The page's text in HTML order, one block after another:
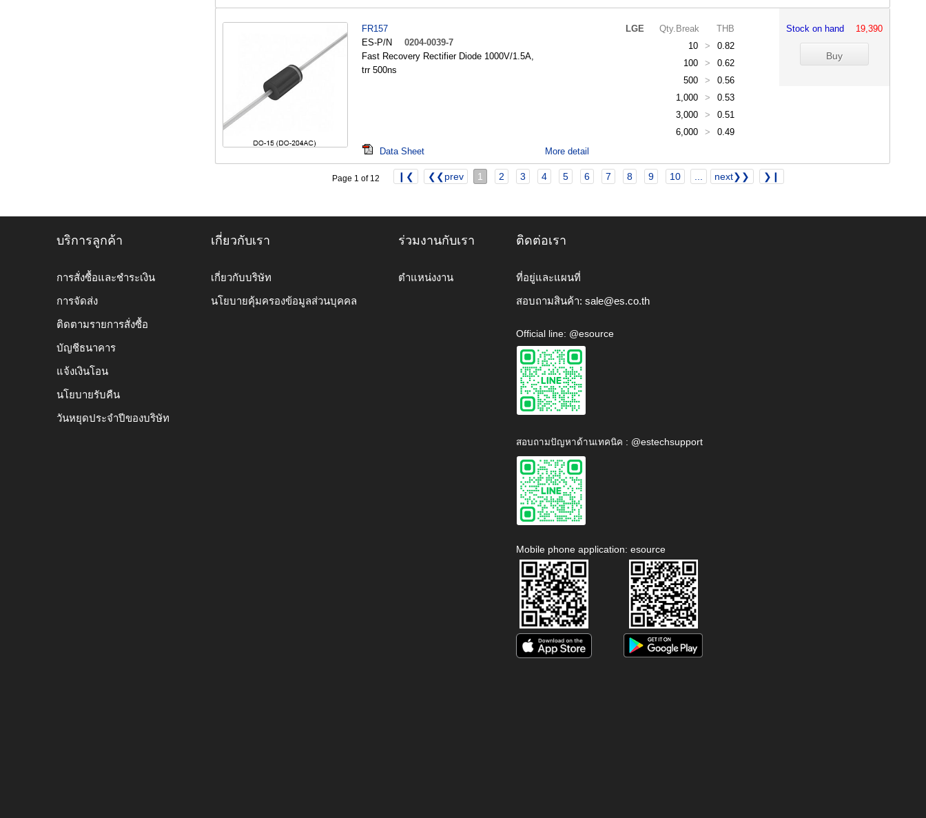
FR157
LGE
ES-P/N
0204-0039-7
Fast Recovery Rectifier Diode 1000V/1.5A,
trr 500ns
Qty.Break
THB
10
>
0.82
100
>
0.62
500
>
0.56
1,000
>
0.53
3,000
>
0.51
6,000
> 0.49
Stock on hand 19,390
Data Sheet More detail
Page 1 of 12 ❙❮ ❮❮prev 1 2 3 4 5 6 7 8 9 10 next❯❯ ❯❙
บริการลูกค้า
การสั่งซื้อและชำระเงิน
การจัดส่ง
ติดตามรายการสั่งซื้อ
บัญชีธนาคาร
แจ้งเงินโอน
นโยบายรับคืน
วันหยุดประจำปีของบริษัท
เกี่ยวกับเรา
เกี่ยวกับบริษัท
นโยบายคุ้มครองข้อมูลส่วนบุคคล
ร่วมงานกับเรา
ตำแหน่งงาน
ติดต่อเรา
ที่อยู่และแผนที่
สอบถามสินค้า: sale@es.co.th
Official line: @esource
สอบถามปัญหาด้านเทคนิค : @estechsupport
Mobile phone application: esource